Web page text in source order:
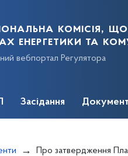
комісія,
енергетики та
вебпортал Регулятора
Засідання
Про затвердження Плану розвитку газорозподільної системи на